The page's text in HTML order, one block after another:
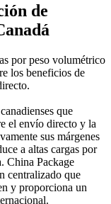
de
por peso volumétrico
los beneficios de
que
el envío directo y la
sus márgenes
a altas cargas por
China Package
centralizado que
y proporciona un